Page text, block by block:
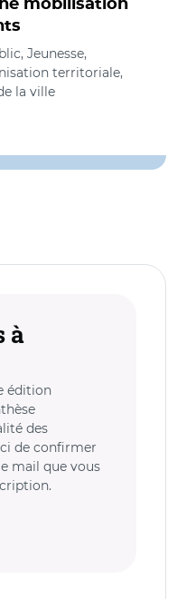
mobilisation
Jeunesse,
territoriale,
la ville
à
édition
des
de confirmer
mail que vous